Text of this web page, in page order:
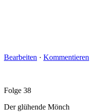
Bearbeiten · Kommentieren
Folge 38
Der glühende Mönch